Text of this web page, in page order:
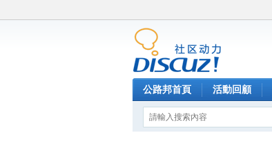
公路邦首頁 活動回顧